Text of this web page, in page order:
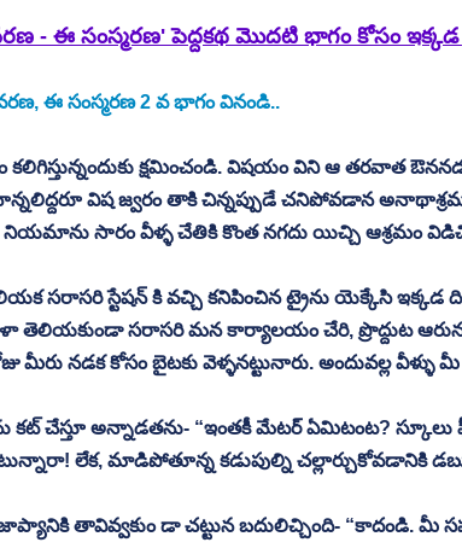
- ఈ సంస్మరణ' పెద్దకథ మొదటి భాగం కోసం ఇక్కడ
ఈ సంస్మరణ 2 వ భాగం వినండి..
క్షమించండి. విషయం విని ఆ తరవాత
విష జ్వరం తాకి చిన్నప్పుడే చనిపోవడాన
నియమాను సారం వీళ్ళ చేతికి కొంత నగదు యిచ్చి ఆశ్రమం
సరాసరి స్టేషన్ కి వచ్చి కనిపించిన ట్రైను యెక్కేసి
సరాసరి మన కార్యాలయం చేరి, ప్రొద్దుట
మీరు నడక కోసం బైటకు వెళ్ళనట్టునారు. అందువల్ల వీళ్ళు
చేస్తూ అన్నాడతను- “ఇంతకీ మేటర్ ఏమిటంట? స్కూలు
లేక, మాడిపోతూన్న కడుపుల్ని చల్లార్చుకోవడానికి
తావివ్వకుం డా చట్టున బదులిచ్చింది- “కాదండి. మీ